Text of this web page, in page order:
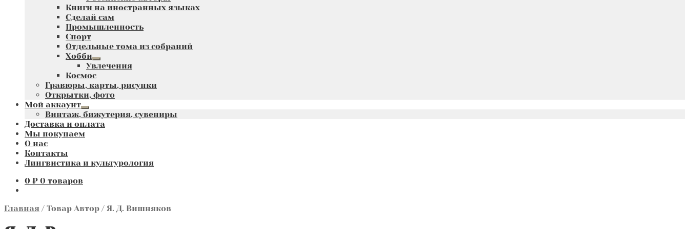
Книги на иностранных языках
Сделай сам
Промышленность
Спорт
Отдельные тома из собраний
Хобби
Развернутое
вложенное
меню
Увлечения
Космос
Гравюры, карты, рисунки
Открытки, фото
Мой аккаунт
Развернутое
вложенное
меню
Винтаж, бижутерия, сувениры
Доставка и оплата
Мы покупаем
О нас
Контакты
Лингвистика и культурология
0 ₽ 0 товаров
Главная / Товар Автор / Я. Д. Вишняков